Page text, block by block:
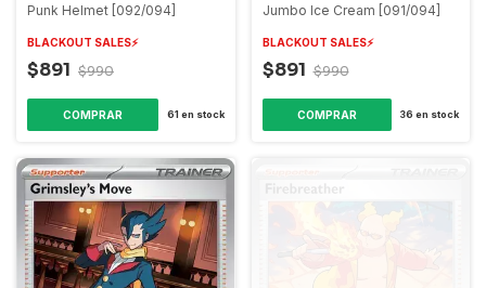
Punk Helmet [092/094]
BLACKOUT SALES⚡️
$891 $990
COMPRAR 61 en stock
Jumbo Ice Cream [091/094]
BLACKOUT SALES⚡️
$891 $990
COMPRAR 36 en stock